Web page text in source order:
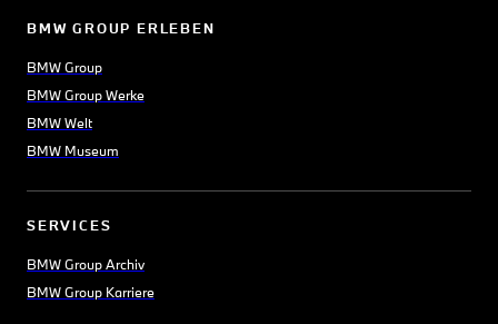
BMW GROUP ERLEBEN
BMW Group
BMW Group Werke
BMW Welt
BMW Museum
SERVICES
BMW Group Archiv
BMW Group Karriere